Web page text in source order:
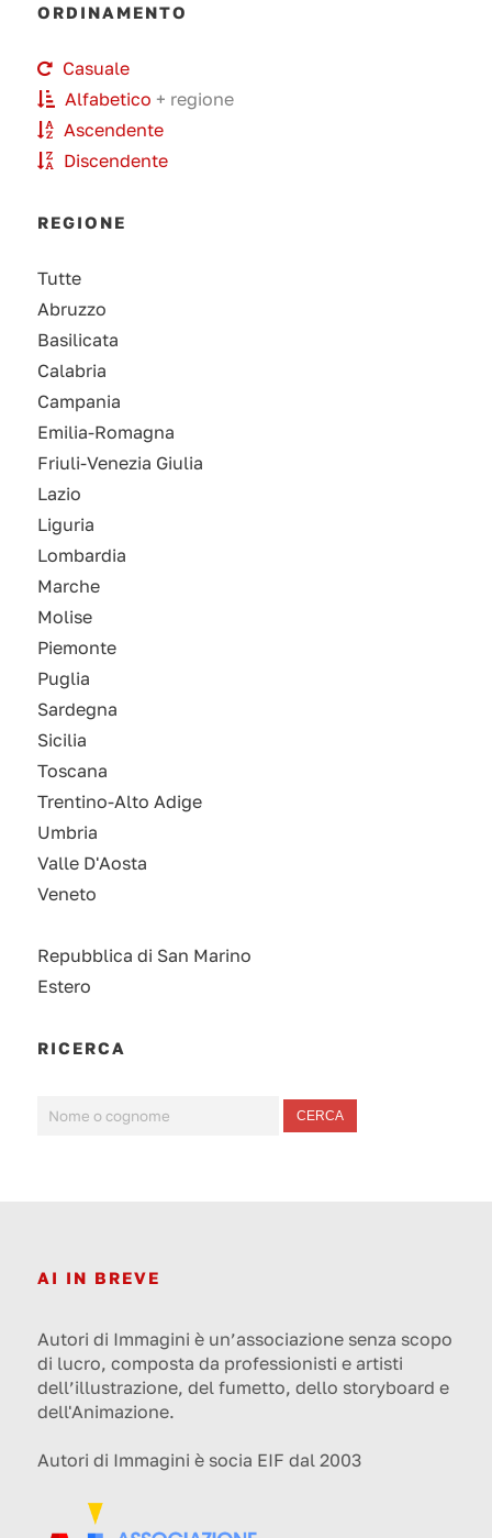
ORDINAMENTO
Casuale
Alfabetico + regione
Ascendente
Discendente
REGIONE
Tutte
Abruzzo
Basilicata
Calabria
Campania
Emilia-Romagna
Friuli-Venezia Giulia
Lazio
Liguria
Lombardia
Marche
Molise
Piemonte
Puglia
Sardegna
Sicilia
Toscana
Trentino-Alto Adige
Umbria
Valle D'Aosta
Veneto
Repubblica di San Marino
Estero
RICERCA
CERCA
AI IN BREVE
Autori di Immagini è un’associazione senza scopo
di lucro, composta da professionisti e artisti
dell’illustrazione, del fumetto, dello storyboard e
dell'Animazione.
Autori di Immagini è socia EIF dal 2003